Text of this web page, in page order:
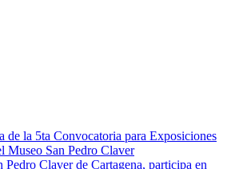
de la 5ta Convocatoria para Exposiciones
Museo San Pedro Claver
Pedro Claver de Cartagena, participa en